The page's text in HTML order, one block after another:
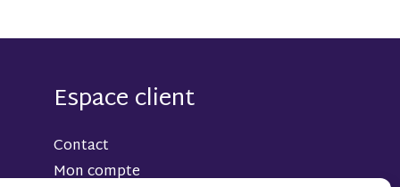
Espace client
Contact
Mon compte